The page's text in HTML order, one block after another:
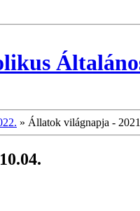
» Állatok világnapja -